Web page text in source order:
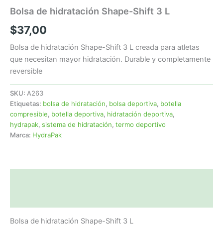
Bolsa de hidratación Shape-Shift 3 L
$37,00
Bolsa de hidratación Shape-Shift 3 L creada para atletas
que necesitan mayor hidratación. Durable y completamente
reversible
SKU: A263
Etiquetas: bolsa de hidratación, bolsa deportiva, botella
compresible, botella deportiva, hidratación deportiva,
hydrapak, sistema de hidratación, termo deportivo
Marca: HydraPak
Bolsa de hidratación Shape-Shift 3 L